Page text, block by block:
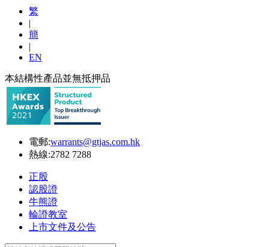
繁
|
簡
|
EN
本結構性產品並無抵押品
電郵:warrants@gtjas.com.hk
熱線:2782 7288
正股
認股證
牛熊證
輪證教室
上市文件及公告